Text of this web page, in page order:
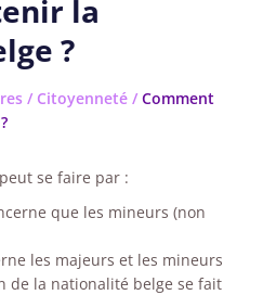
la
?
/ Citoyenneté / Comment
se faire par :
que les mineurs (non
les majeurs et les mineurs
de la nationalité belge se fait